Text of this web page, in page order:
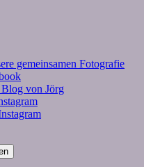
gemeinsamen Fotografie
von Jörg